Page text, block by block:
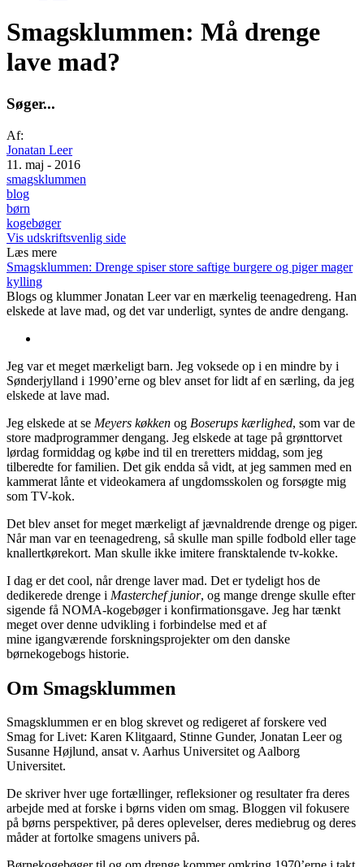
Smagsklummen: Må drenge
lave mad?
Søger...
Af:
Jonatan Leer
11. maj - 2016
smagsklummen
blog
børn
kogebøger
Vis udskriftsvenlig side
Læs mere
Smagsklummen: Drenge spiser store saftige burgere og piger mager
kylling
Blogs og klummerJonatan Leer var en mærkelig teenagedreng. Han
elskede at lave mad, og det var underligt, syntes de andre dengang.
Jeg var et meget mærkeligt barn. Jeg voksede op i en mindre by i
Sønderjylland i 1990’erne og blev anset for lidt af en særling, da jeg
elskede at lave mad.
Jeg elskede at se Meyers køkken og Boserups kærlighed, som var de
store madprogrammer dengang. Jeg elskede at tage på grønttorvet
lørdag formiddag og købe ind til en treretters middag, som jeg
tilberedte for familien. Det gik endda så vidt, at jeg sammen med en
kammerat lånte et videokamera af ungdomsskolen og forsøgte mig
som TV-kok.
Det blev anset for meget mærkeligt af jævnaldrende drenge og piger.
Når man var en teenagedreng, så skulle man spille fodbold eller tage
knallertkørekort. Man skulle ikke imitere fransktalende tv-kokke.
I dag er det cool, når drenge laver mad. Det er tydeligt hos de
dedikerede drenge i Masterchef junior, og mange drenge skulle efter
sigende få NOMA-kogebøger i konfirmationsgave. Jeg har tænkt
meget over denne udvikling i forbindelse med et af
mine igangværende forskningsprojekter om den danske
børnekogebogs historie.
Om Smagsklummen
Smagsklummen er en blog skrevet og redigeret af forskere ved
Smag for Livet: Karen Klitgaard, Stinne Gunder, Jonatan Leer og
Susanne Højlund, ansat v. Aarhus Universitet og Aalborg
Universitet.
De skriver hver uge fortællinger, refleksioner og resultater fra deres
arbejde med at forske i børns viden om smag. Bloggen vil fokusere
på børns perspektiver, på deres oplevelser, deres mediebrug og deres
måder at fortolke smagens univers på.